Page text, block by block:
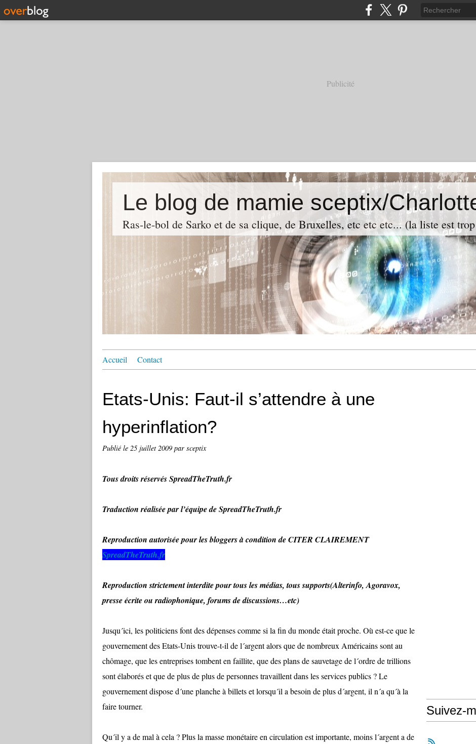
Publicité
Le blog de mamie sceptix/
Ras-le-bol de Sarko et de sa clique, de Bruxelles, etc etc etc... (la liste est
Accueil Contact
Etats-Unis: Faut-il s’attendre à une
hyperinflation?
Publié le 25 juillet 2009 par sceptix
Tous droits réservés SpreadTheTruth.fr
Traduction réalisée par l’équipe de SpreadTheTruth.fr
Reproduction autorisée pour les bloggers à condition de CITER CLAIREMENT
SpreadTheTruth.fr
Reproduction strictement interdite pour tous les médias, tous supports(Alterinfo, Agoravox,
presse écrite ou radiophonique, forums de discussions…etc)
Jusqu´ici, les politiciens font des dépenses comme si la fin du monde était proche. Où est-ce que le
gouvernement des Etats-Unis trouve-t-il de l´argent alors que de nombreux Américains sont au
chômage, que les entreprises tombent en faillite, que des plans de sauvetage de l´ordre de trillions
sont élaborés et que de plus de plus de personnes travaillent dans les services publics ? Le
gouvernement dispose d´une planche à billets et lorsqu´il a besoin de plus d´argent, il n´a qu´à la
faire tourner.
Qu´il y a de mal à cela ? Plus la masse monétaire en circulation est importante, moins l´argent a de
Suivez-